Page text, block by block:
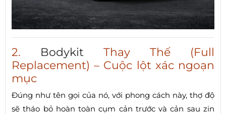
2. Bodykit Thay Thế (Full
Replacement) – Cuộc lột xác ngoạn
mục
Đúng như tên gọi của nó, với phong cách này, thợ độ
sẽ tháo bỏ hoàn toàn cụm cản trước và cản sau zin